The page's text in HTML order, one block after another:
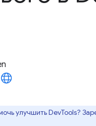
улучшить DevTools?